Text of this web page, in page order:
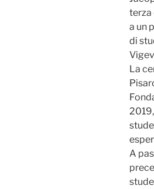
terza
a un
di
La
A